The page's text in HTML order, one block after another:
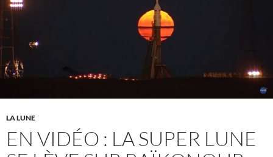
LA LUNE
EN VIDÉO : LA SUPER LUNE